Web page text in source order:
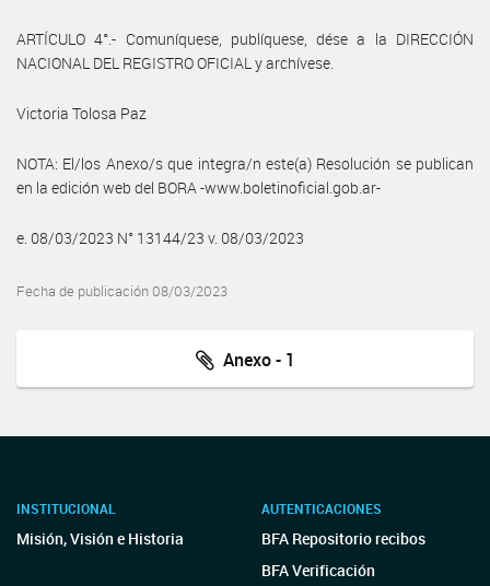
ARTÍCULO 4°.- Comuníquese, publíquese, dése a la DIRECCIÓN
NACIONAL DEL REGISTRO OFICIAL y archívese.
Victoria Tolosa Paz
NOTA: El/los Anexo/s que integra/n este(a) Resolución se publican
en la edición web del BORA -www.boletinoficial.gob.ar-
e. 08/03/2023 N° 13144/23 v. 08/03/2023
Fecha de publicación 08/03/2023
Anexo - 1
INSTITUCIONAL
Misión, Visión e Historia
AUTENTICACIONES
BFA Repositorio recibos
BFA Verificación